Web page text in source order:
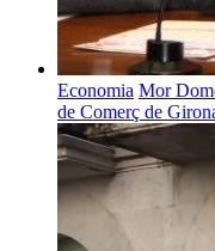
Economia Mor
de Comerç de